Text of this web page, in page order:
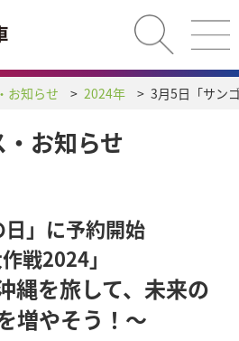
お知らせ 2024年
お知らせ
」に予約開始
戦2024」
縄を旅して、未来の
増やそう！～